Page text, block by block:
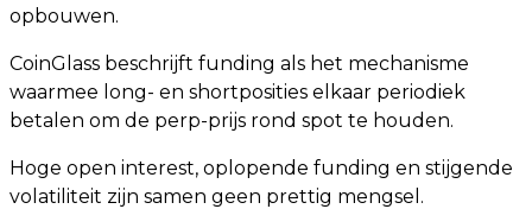
opbouwen.
CoinGlass beschrijft funding als het mechanisme
waarmee long- en shortposities elkaar periodiek
betalen om de perp-prijs rond spot te houden.
Hoge open interest, oplopende funding en stijgende
volatiliteit zijn samen geen prettig mengsel.